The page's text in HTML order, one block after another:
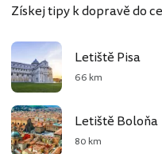
Získej tipy k dopravě do
Letiště Pisa
66 km
Letiště Boloňa
80 km